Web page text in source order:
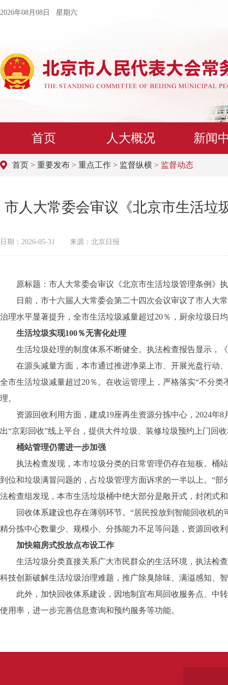
2026年08月08日 星期六
首页 人大概况 新闻
首页 > 重要发布 > 重点工作 > 监督纵横 > 监督动态
市人大常委会审议《北京市生活垃
日期：2026-05-31 来源：北京日报
原标题：市人大常委会审议《北京市生活垃圾管理条例》
日前，市十六届人大常委会第二十四次会议审议了市人大常
治理水平显著提升，全市生活垃圾减量超过20％，厨余垃圾日
生活垃圾实现100％无害化处理
生活垃圾处理的制度体系不断健全。执法检查报告显示，《
在源头减量方面，本市通过推进净菜上市、开展光盘行动、
全市生活垃圾减量超过20％。在收运管理上，严格落实“不分
理。
资源回收利用方面，建成19座再生资源分拣中心，2024年8
出“京彩回收”线上平台，提供大件垃圾、装修垃圾预约上门回
桶站管理仍需进一步加强
执法检查发现，本市垃圾分类的日常管理仍存在短板。桶站
到位和垃圾满冒问题的，占垃圾管理方面诉求的一半以上。“
法检查组发现，本市生活垃圾桶中绝大部分是敞开式，封闭式
回收体系建设也存在薄弱环节。“居民投放到智能回收机的
精分拣中心数量少、规模小、分拣能力不足等问题，资源回收
加快箱房式投放点布设工作
生活垃圾分类直接关系广大市民群众的生活环境，执法检查
科技创新破解生活垃圾治理难题，推广除臭除味、满溢感知、
此外，加快回收体系建设，因地制宜布局回收服务点、中转
使用率，进一步完善信息查询和预约服务等功能。